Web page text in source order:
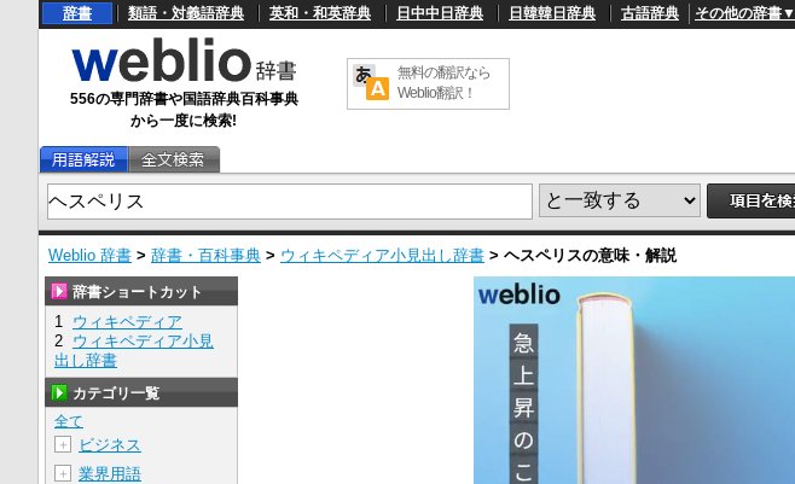
辞書 類語・対義語辞典 英和・和英辞典 日中中日辞典 日韓韓日辞典 古語辞典 その他の辞書▼
556の専門辞書や国語辞典百科事典
から一度に検索!
無料の翻訳なら
Weblio翻訳！
Weblio 辞書 > 辞書・百科事典 > ウィキペディア小見出し辞書 > ヘスペリスの意味・解説
辞書ショートカット
1 ウィキペディア
2 ウィキペディア小見
出し辞書
カテゴリ一覧
全て
＋
ビジネス
＋ 業界用語